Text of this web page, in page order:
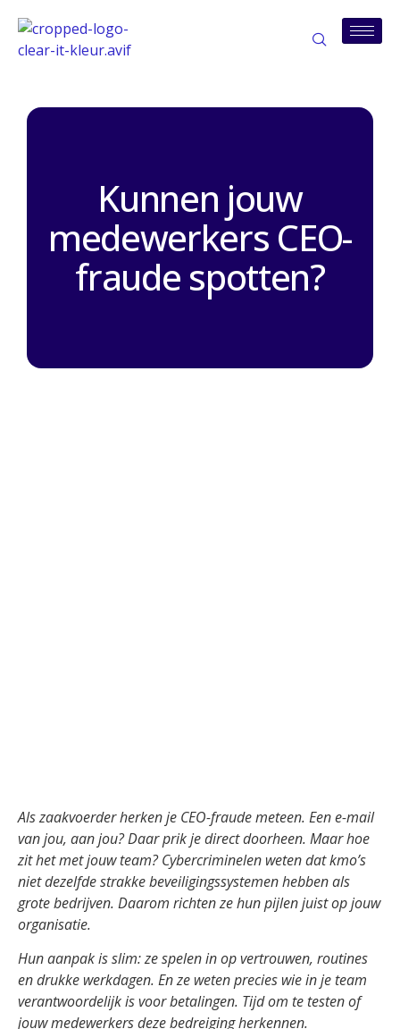
Kunnen jouw
medewerkers CEO-
fraude spotten?
Als zaakvoerder herken je CEO-fraude meteen. Een e-mail
van jou, aan jou? Daar prik je direct doorheen. Maar hoe
zit het met jouw team? Cybercriminelen weten dat kmo’s
niet dezelfde strakke beveiligingssystemen hebben als
grote bedrijven. Daarom richten ze hun pijlen juist op jouw
organisatie.
Hun aanpak is slim: ze spelen in op vertrouwen, routines
en drukke werkdagen. En ze weten precies wie in je team
verantwoordelijk is voor betalingen. Tijd om te testen of
jouw medewerkers deze bedreiging herkennen.